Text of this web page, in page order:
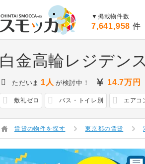
▼掲載物件数
7,641,958 件
白金高輪レジデン
ただいま 1人 が検討中！ 14.7万円
敷礼ゼロ バス・トイレ別 エアコ
賃貸の物件を探す 東京都の賃貸